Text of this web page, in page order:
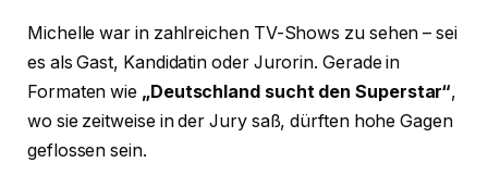
Michelle war in zahlreichen TV-Shows zu sehen – sei
es als Gast, Kandidatin oder Jurorin. Gerade in
Formaten wie „Deutschland sucht den Superstar“,
wo sie zeitweise in der Jury saß, dürften hohe Gagen
geflossen sein.